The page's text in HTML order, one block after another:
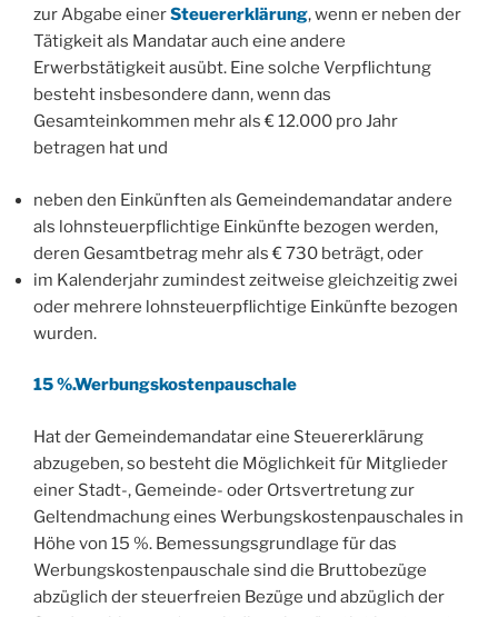
zur Abgabe einerSteuererklärung, wenn er neben der
Tätigkeit als Mandatar auch eine andere
Erwerbstätigkeit ausübt. Eine solche Verpflichtung
besteht insbesondere dann, wenn das
Gesamteinkommen mehr als € 12.000 pro Jahr
betragen hat und
neben den Einkünften als Gemeindemandatar andere
als lohnsteuerpflichtige Einkünfte bezogen werden,
deren Gesamtbetrag mehr als € 730 beträgt, oder
im Kalenderjahr zumindest zeitweise gleichzeitig zwei
oder mehrere lohnsteuerpflichtige Einkünfte bezogen
wurden.
15 %.Werbungskostenpauschale
Hat der Gemeindemandatar eine Steuererklärung
abzugeben, so besteht die Möglichkeit für Mitglieder
einer Stadt-, Gemeinde- oder Ortsvertretung zur
Geltendmachung eines Werbungskostenpauschales in
Höhe von 15 %. Bemessungsgrundlage für das
Werbungskostenpauschale sind die Bruttobezüge
abzüglich der steuerfreien Bezüge und abzüglich der